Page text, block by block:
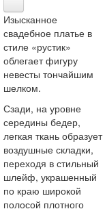
Изысканное
свадебное платье в
стиле «рустик»
облегает фигуру
невесты тончайшим
шелком.
Сзади, на уровне
середины бедер,
легкая ткань образует
воздушные складки,
переходя в стильный
шлейф, украшенный
по краю широкой
полосой плотного